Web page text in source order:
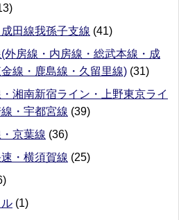
田線我孫子支線 (41)
外房線・内房線・総武本線・成
線・鹿島線・久留里線) (31)
湘南新宿ライン・上野東京ライ
・宇都宮線 (39)
京葉線 (36)
・横須賀線 (25)
(1)